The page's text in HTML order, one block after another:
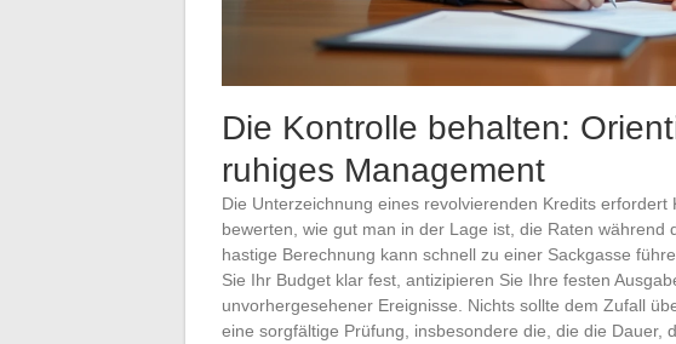
Die Kontrolle behalten:
ruhiges Management
Die Unterzeichnung eines revolvierenden Kredits
bewerten, wie gut man in der Lage ist, die Raten während
hastige Berechnung kann schnell zu einer Sackgasse
Sie Ihr Budget klar fest, antizipieren Sie Ihre festen
unvorhergesehener Ereignisse. Nichts sollte dem Zufall
eine sorgfältige Prüfung, insbesondere die, die die Dauer,